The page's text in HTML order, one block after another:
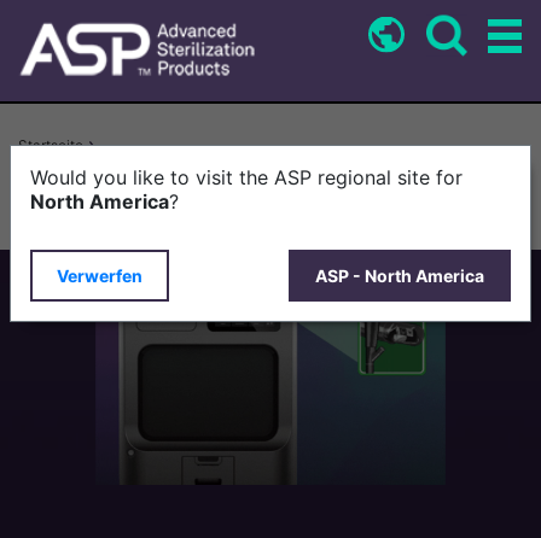
Pfadnavigation
Startseite
Advanced Sterilization Products Gibt FDA-Zulassung Für Innovativen
Sterilisationszyklus Für Duodenoskope Bekannt
Would you like to visit the ASP regional site for
North America?
Verwerfen ASP - North America